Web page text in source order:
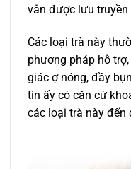
vẫn được lưu truyền
Các loại trà này
phương pháp hỗ
giác ợ nóng, đầy
tin ấy có căn cứ
các loại trà này đến